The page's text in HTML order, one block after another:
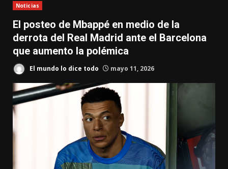
Noticias
El posteo de Mbappé en medio de la
derrota del Real Madrid ante el Barcelona
que aumento la polémica
El mundo lo dice todo mayo 11, 2026